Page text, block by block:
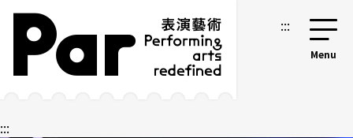
跳到主要内容区块
网站导览 :::
:::